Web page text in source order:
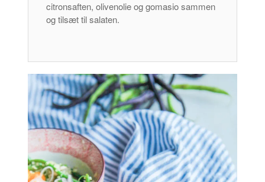
citronsaften, olivenolie og gomasio sammen
og tilsæt til salaten.